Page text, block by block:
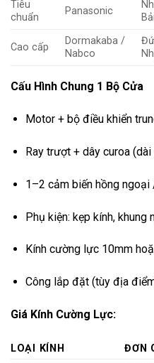
Tiêu
chuẩn
Panasonic
Cao cấp
Dormakaba /
Nabco
Cấu Hình Chung 1 Bộ Cửa
Motor + bộ điều khiển
Ray trượt + dây curoa
1–2 cảm biến hồng
Phụ kiện: kẹp kính, khung
Kính cường lực 10mm
Công lắp đặt (tùy địa
Giá Kính Cường Lực:
LOẠI KÍNH
ĐƠN